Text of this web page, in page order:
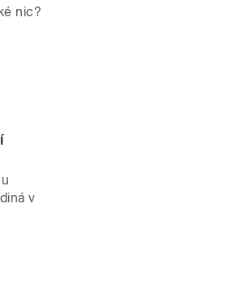
nic?
v